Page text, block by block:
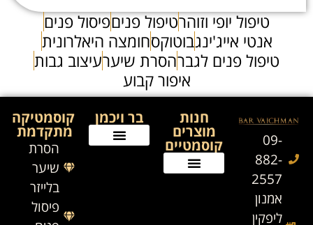
טיפול יופי וזוהרטיפול פניםפיסול פנים
אנטי אייג'ינגבוטוקסחומצה היאלרונית
טיפול פנים לגברהסרת שיערעיצוב גבות
איפור קבוע
09-
882-
2557
אמנון
ליפקין
חנות
מוצרים
קוסמטיים
בר ויכמן קוסמטיקה
מתקדמת
הסרת
שיער
בלייזר
פיסול